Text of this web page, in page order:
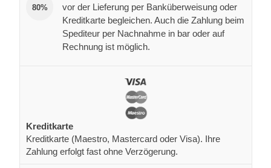
80%
vor der Lieferung per Banküberweisung oder
Kreditkarte begleichen. Auch die Zahlung beim
Spediteur per Nachnahme in bar oder auf
Rechnung ist möglich.
Kreditkarte
Kreditkarte (Maestro, Mastercard oder Visa). Ihre
Zahlung erfolgt fast ohne Verzögerung.